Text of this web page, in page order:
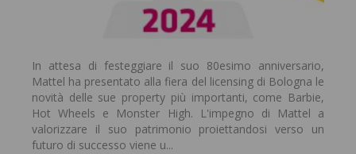
In attesa di festeggiare il suo 80esimo anniversario,
Mattel ha presentato alla fiera del licensing di Bologna le
novità delle sue property più importanti, come Barbie,
Hot Wheels e Monster High. L'impegno di Mattel a
valorizzare il suo patrimonio proiettandosi verso un
futuro di successo viene u...